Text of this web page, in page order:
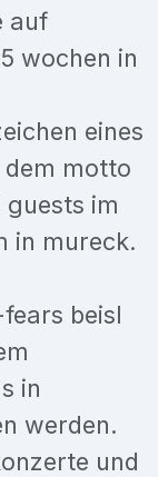
auf
wochen in
eines
motto
guests im
in mureck.
beisl
in
werden.
und